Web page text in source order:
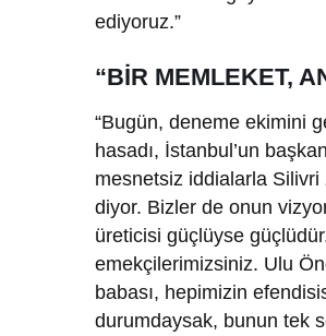
ediyoruz.”
“BİR MEMLEKET,
“Bugün, deneme ekimini
hasadı, İstanbul’un
mesnetsiz iddialarla Silivri
diyor. Bizler de onun
üreticisi güçlüyse
emekçilerimizsiniz. Ulu
babası, hepimizin
durumdaysak, bunun tek